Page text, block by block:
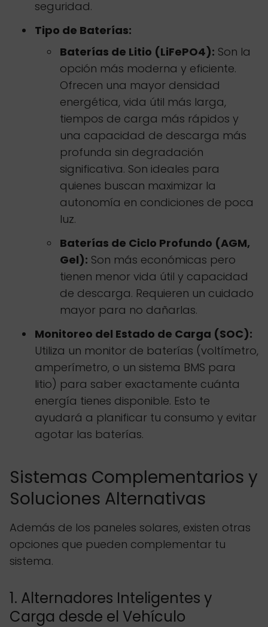
seguridad.
Tipo de Baterías:
Baterías de Litio (LiFePO4): Son la
opción más moderna y eficiente.
Ofrecen una mayor densidad
energética, vida útil más larga,
tiempos de carga más rápidos y
una capacidad de descarga más
profunda sin degradación
significativa. Son ideales para
quienes buscan maximizar la
autonomía en condiciones de poca
luz.
Baterías de Ciclo Profundo (AGM,
Gel): Son más económicas pero
tienen menor vida útil y capacidad
de descarga. Requieren un cuidado
mayor para no dañarlas.
Monitoreo del Estado de Carga (SOC):
Utiliza un monitor de baterías (voltímetro,
amperímetro, o un sistema BMS para
litio) para saber exactamente cuánta
energía tienes disponible. Esto te
ayudará a planificar tu consumo y evitar
agotar las baterías.
Sistemas Complementarios y
Soluciones Alternativas
Además de los paneles solares, existen otras
opciones que pueden complementar tu
sistema.
1. Alternadores Inteligentes y
Carga desde el Vehículo